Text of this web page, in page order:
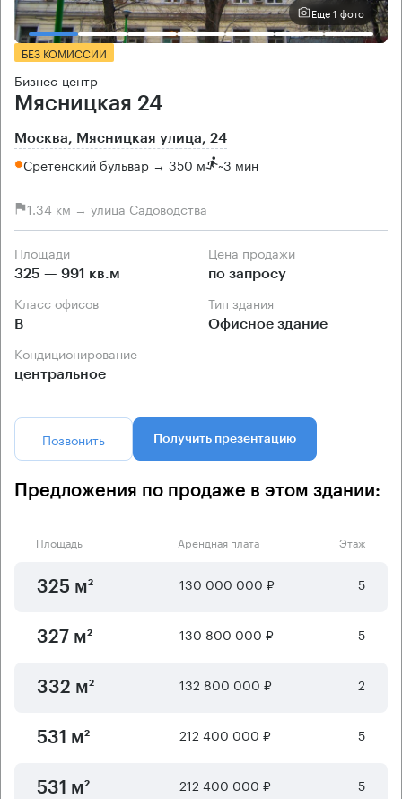
Еще 1 фото
БЕЗ КОМИССИИ
Бизнес-центр
Мясницкая 24
Москва, Мясницкая улица, 24
Сретенский бульвар → 350 м ~3 мин
1.34 км → улица Садоводства
Площади
325 — 991 кв.м
Цена продажи
по запросу
Класс офисов
B
Тип здания
Офисное здание
Кондиционирование
центральное
Позвонить Получить презентацию
Предложения по продаже в этом здании:
Площадь Арендная плата Этаж
325 м² 130 000 000 ₽ 5
327 м² 130 800 000 ₽ 5
332 м² 132 800 000 ₽ 2
531 м² 212 400 000 ₽ 5
531 м² 212 400 000 ₽ 5